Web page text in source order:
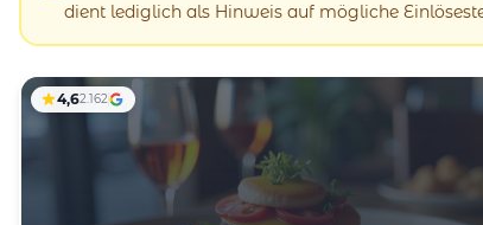
dient lediglich als Hinweis auf mögliche
4,62.162